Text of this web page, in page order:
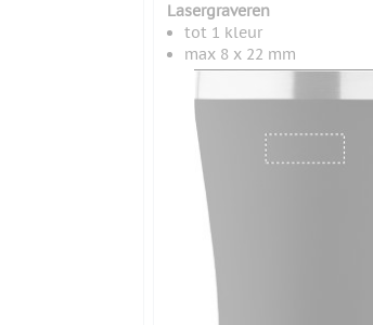
Lasergraveren
tot 1 kleur
max 8 x 22 mm